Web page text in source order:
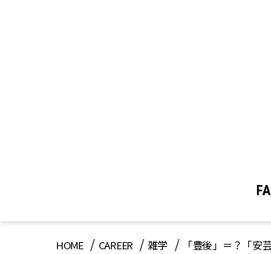
HOME CAREER 雑学 「豊後」＝？「